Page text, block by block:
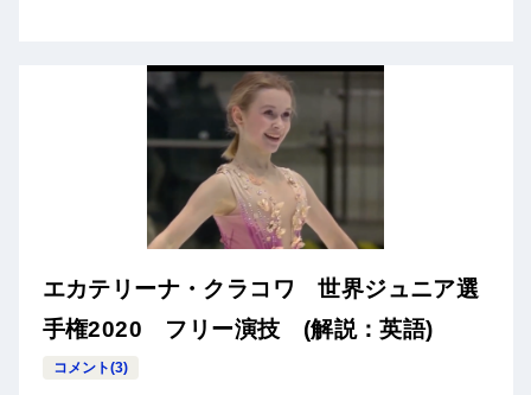
エカテリーナ・クラコワ 世界ジュニア選
手権2020 フリー演技 (解説：英語)
コメント(3)